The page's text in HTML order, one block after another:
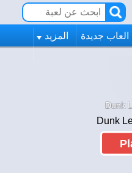
العاب جديدة المزيد
Dunk